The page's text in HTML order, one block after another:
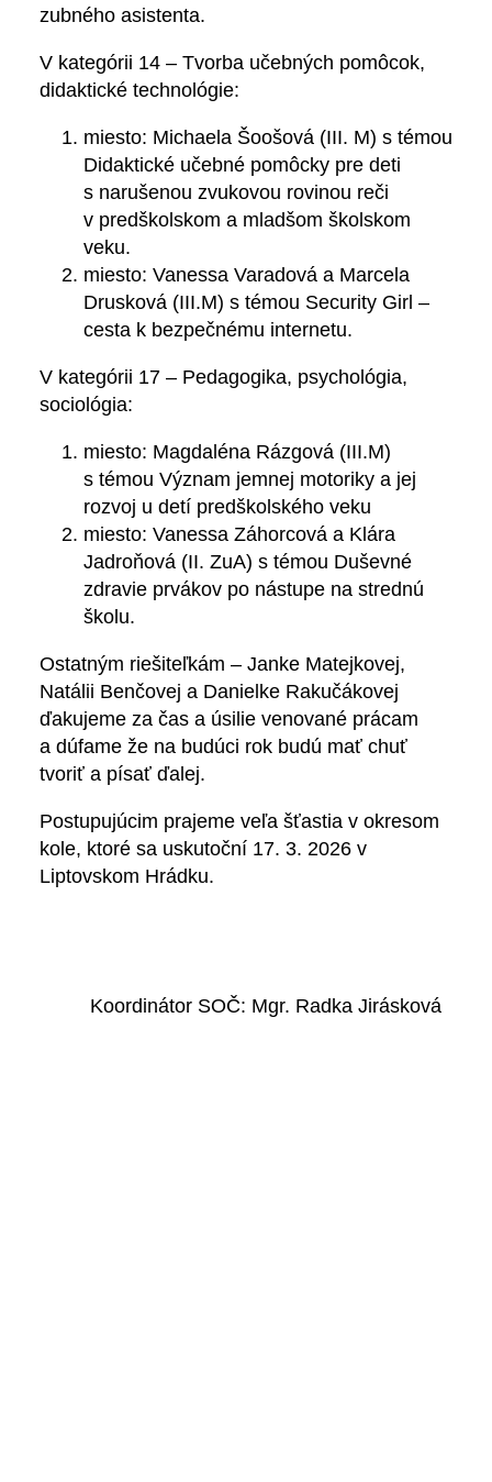
zubného asistenta.
V kategórii 14 – Tvorba učebných pomôcok,
didaktické technológie:
miesto: Michaela Šoošová (III. M) s témou
Didaktické učebné pomôcky pre deti
s narušenou zvukovou rovinou reči
v predškolskom a mladšom školskom
veku.
miesto: Vanessa Varadová a Marcela
Drusková (III.M) s témou Security Girl –
cesta k bezpečnému internetu.
V kategórii 17 – Pedagogika, psychológia,
sociológia:
miesto: Magdaléna Rázgová (III.M)
s témou Význam jemnej motoriky a jej
rozvoj u detí predškolského veku
miesto: Vanessa Záhorcová a Klára
Jadroňová (II. ZuA) s témou Duševné
zdravie prvákov po nástupe na strednú
školu.
Ostatným riešiteľkám – Janke Matejkovej,
Natálii Benčovej a Danielke Rakučákovej
ďakujeme za čas a úsilie venované prácam
a dúfame že na budúci rok budú mať chuť
tvoriť a písať ďalej.
Postupujúcim prajeme veľa šťastia v okresom
kole, ktoré sa uskutoční 17. 3. 2026 v
Liptovskom Hrádku.
Koordinátor SOČ: Mgr. Radka Jirásková